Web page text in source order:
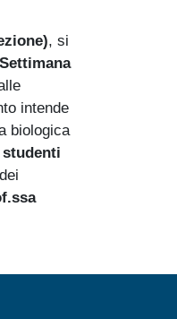
, si
Settimana
intende
biologica